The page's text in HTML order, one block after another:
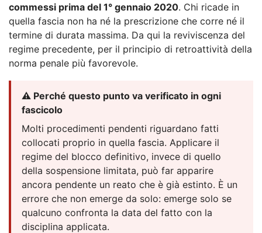
commessi prima del 1° gennaio 2020. Chi ricade in
quella fascia non ha né la prescrizione che corre né il
termine di durata massima. Da qui la reviviscenza del
regime precedente, per il principio di retroattività della
norma penale più favorevole.
⚠️ Perché questo punto va verificato in ogni
fascicolo
Molti procedimenti pendenti riguardano fatti
collocati proprio in quella fascia. Applicare il
regime del blocco definitivo, invece di quello
della sospensione limitata, può far apparire
ancora pendente un reato che è già estinto. È un
errore che non emerge da solo: emerge solo se
qualcuno confronta la data del fatto con la
disciplina applicata.